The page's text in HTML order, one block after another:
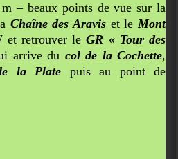
– beaux points de vue sur la
Chaîne des Araviset leMont
et retrouver leGR « Tour des
arrive du col de la Cochette,
la Plate puis au point de